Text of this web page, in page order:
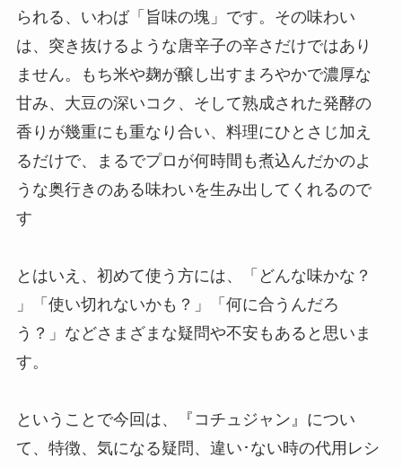
られる、いわば「旨味の塊」です。その味わい
は、突き抜けるような唐辛子の辛さだけではあり
ません。もち米や麹が醸し出すまろやかで濃厚な
甘み、大豆の深いコク、そして熟成された発酵の
香りが幾重にも重なり合い、料理にひとさじ加え
るだけで、まるでプロが何時間も煮込んだかのよ
うな奥行きのある味わいを生み出してくれるので
す
とはいえ、初めて使う方には、「どんな味かな？
」「使い切れないかも？」「何に合うんだろ
う？」などさまざまな疑問や不安もあると思いま
す。
ということで今回は、『コチュジャン』につい
て、特徴、気になる疑問、違い･ない時の代用レシ